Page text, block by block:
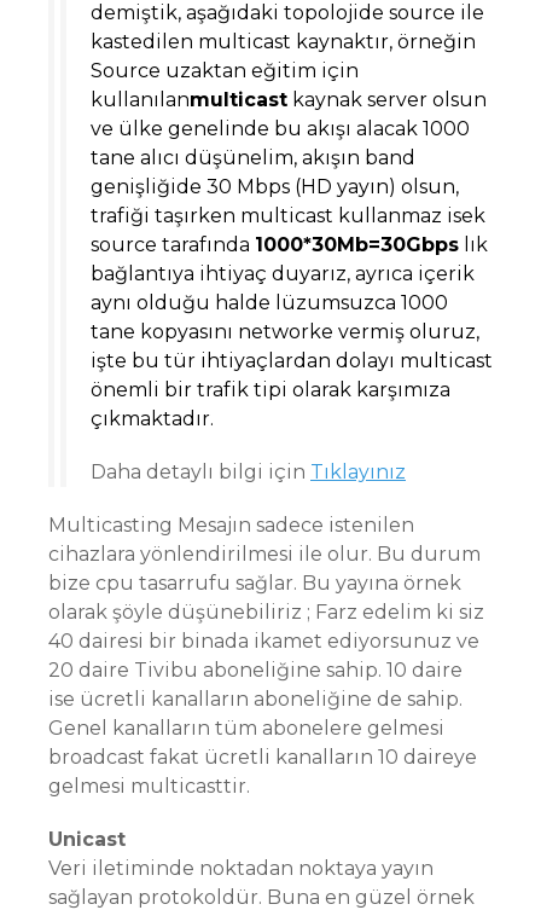
demiştik, aşağıdaki topolojide source ile
kastedilen multicast kaynaktır, örneğin
Source uzaktan eğitim için
kullanılanmulticast kaynak server olsun
ve ülke genelinde bu akışı alacak 1000
tane alıcı düşünelim, akışın band
genişliğide 30 Mbps (HD yayın) olsun,
trafiği taşırken multicast kullanmaz isek
source tarafında 1000*30Mb=30Gbps lık
bağlantıya ihtiyaç duyarız, ayrıca içerik
aynı olduğu halde lüzumsuzca 1000
tane kopyasını networke vermiş oluruz,
işte bu tür ihtiyaçlardan dolayı multicast
önemli bir trafik tipi olarak karşımıza
çıkmaktadır.
Daha detaylı bilgi için Tıklayınız
Multicasting Mesajın sadece istenilen
cihazlara yönlendirilmesi ile olur. Bu durum
bize cpu tasarrufu sağlar. Bu yayına örnek
olarak şöyle düşünebiliriz ; Farz edelim ki siz
40 dairesi bir binada ikamet ediyorsunuz ve
20 daire Tivibu aboneliğine sahip. 10 daire
ise ücretli kanalların aboneliğine de sahip.
Genel kanalların tüm abonelere gelmesi
broadcast fakat ücretli kanalların 10 daireye
gelmesi multicasttir.
Unicast
Veri iletiminde noktadan noktaya yayın
sağlayan protokoldür. Buna en güzel örnek